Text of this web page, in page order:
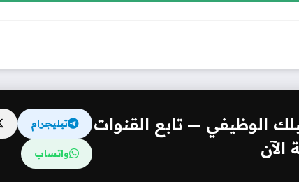
الوظيفي — تابع القنوات
الآن
تيليجرام
واتساب